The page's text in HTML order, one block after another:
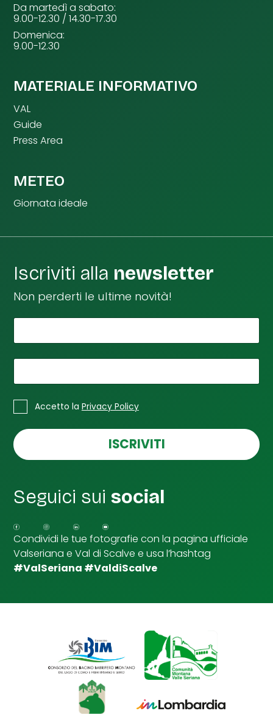
Da martedì a sabato:
9.00-12.30 / 14.30-17.30
Domenica:
9.00-12.30
MATERIALE INFORMATIVO
VAL
Guide
Press Area
METEO
Giornata ideale
Iscriviti alla newsletter
Non perderti le ultime novità!
l
t
a
C
a
e
l
i
u
n
t
a
* Accetto la Privacy Policy
ISCRIVITI
Seguici suisocial
Condividi le tue fotografie con la pagina ufficiale
Valseriana e Val di Scalve e usa l’hashtag
#ValSeriana #ValdiScalve